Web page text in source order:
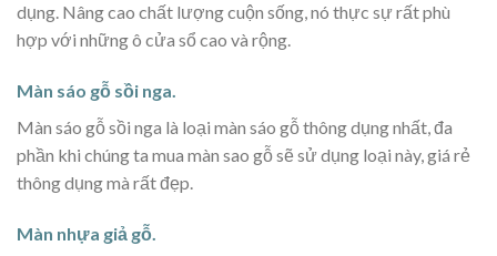
dụng. Nâng cao chất lượng cuộn sống, nó thực sự rất phù
hợp với những ô cửa sổ cao và rộng.
Màn sáo gỗ sồi nga.
Màn sáo gỗ sồi nga là loại màn sáo gỗ thông dụng nhất, đa
phần khi chúng ta mua màn sao gỗ sẽ sử dụng loại này, giá rẻ
thông dụng mà rất đẹp.
Màn nhựa giả gỗ.